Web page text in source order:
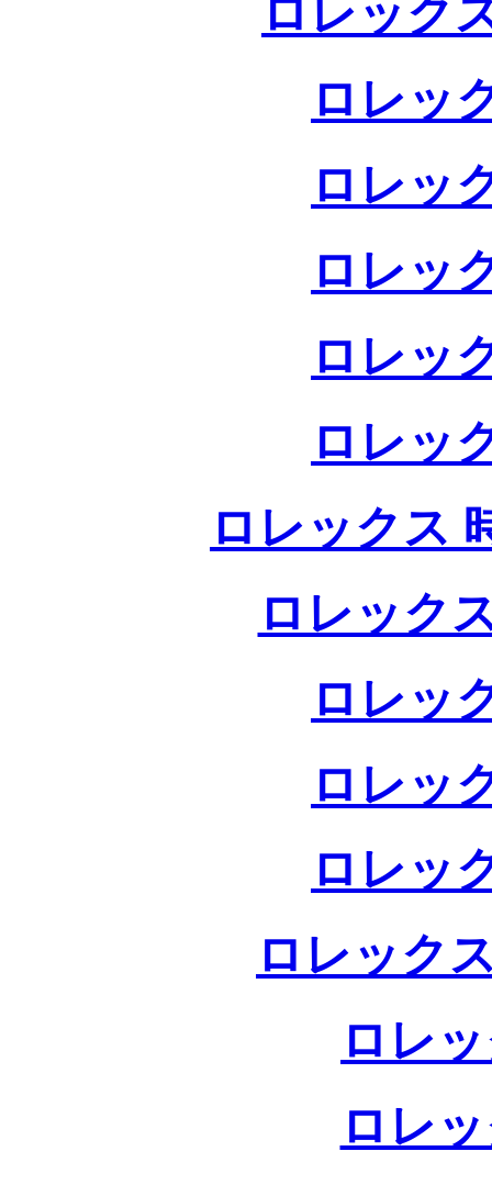
ロレック
ロレッ
ロレッ
ロレッ
ロレッ
ロレッ
ロレックス
ロレック
ロレッ
ロレッ
ロレッ
ロレック
ロレ
ロレ